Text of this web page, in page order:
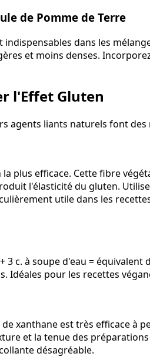
de Pomme de Terre
dans les
et moins denses.
l'Effet Gluten
agents liants naturels font des
plus efficace. Cette fibre
l'élasticité du gluten.
utile dans les
3 c. à soupe d'eau =
Idéales pour les recettes
xanthane est très efficace à
et la tenue des
désagréable.